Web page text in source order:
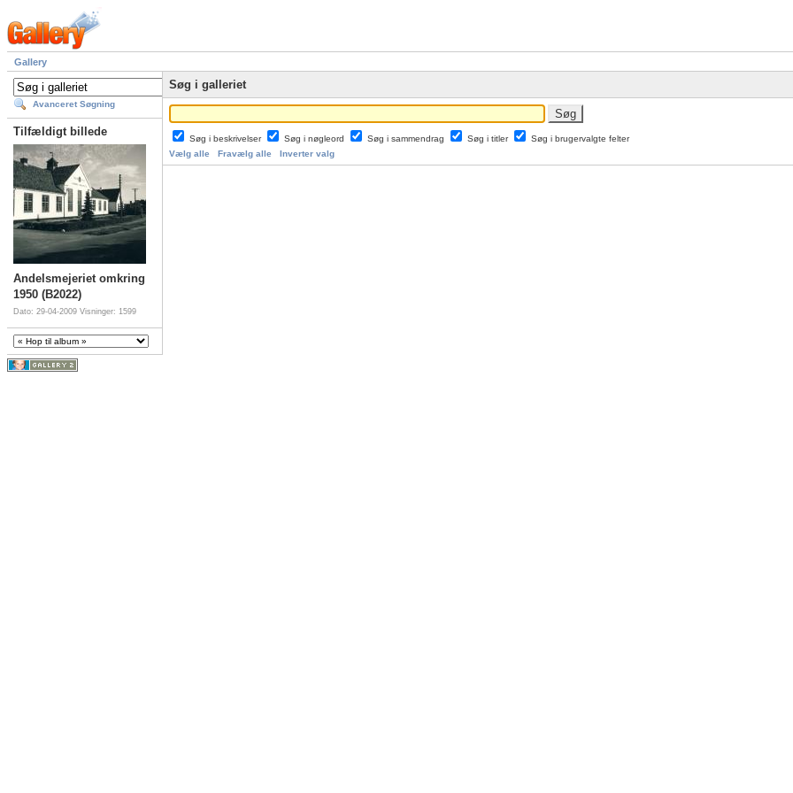
Gallery
Avanceret Søgning
Tilfældigt billede
Andelsmejeriet omkring
1950 (B2022)
Dato: 29-04-2009 Visninger: 1599
Søg i galleriet
Søg i beskrivelser Søg i nøgleord Søg i sammendrag Søg i titler
Søg i brugervalgte felter
Vælg alle
Fravælg alle Inverter valg